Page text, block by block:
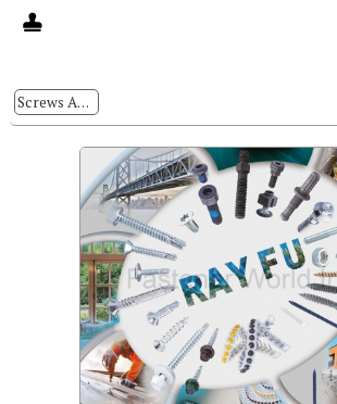
Screws And Nuts Locking And Sealing Process